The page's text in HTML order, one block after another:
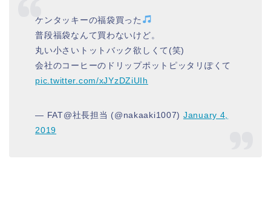
ケンタッキーの福袋買った
普段福袋なんて買わないけど。
丸い小さいトットバック欲しくて(笑)
会社のコーヒーのドリップポットピッタリぽくて
pic.twitter.com/xJYzDZiUIh
— FAT@社長担当 (@nakaaki1007) January 4,
2019